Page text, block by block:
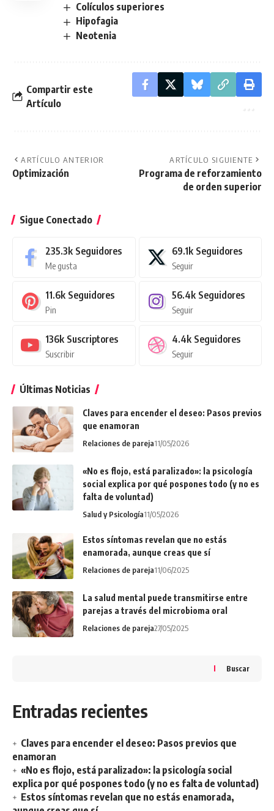
Colículos superiores
Hipofagia
Neotenia
Compartir este
Artículo
ARTÍCULO ANTERIOR
Optimización
ARTÍCULO SIGUIENTE
Programa de reforzamiento
de orden superior
Sigue Conectado
235.3k Seguidores
Me gusta
69.1k Seguidores
Seguir
11.6k Seguidores
Pin
56.4k Seguidores
Seguir
136k Suscriptores
Suscribir
4.4k Seguidores
Seguir
Últimas Noticias
Claves para encender el deseo: Pasos previos
que enamoran
Relaciones de pareja11/05/2026
«No es flojo, está paralizado»: la psicología
social explica por qué pospones todo (y no es
falta de voluntad)
Salud y Psicología11/05/2026
Estos síntomas revelan que no estás
enamorada, aunque creas que sí
Relaciones de pareja11/06/2025
La salud mental puede transmitirse entre
parejas a través del microbioma oral
Relaciones de pareja27/05/2025
Buscar
Entradas recientes
Claves para encender el deseo: Pasos previos que
enamoran
«No es flojo, está paralizado»: la psicología social
explica por qué pospones todo (y no es falta de voluntad)
Estos síntomas revelan que no estás enamorada,